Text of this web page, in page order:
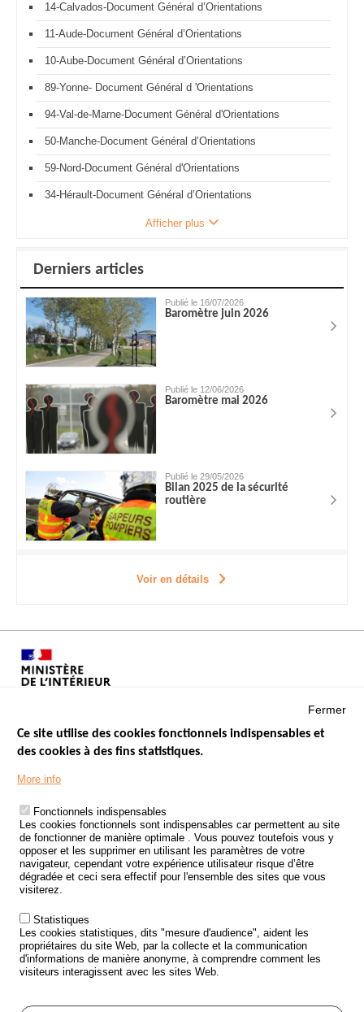
14-Calvados-Document Général d’Orientations
11-Aude-Document Général d’Orientations
10-Aube-Document Général d’Orientations
89-Yonne- Document Général d 'Orientations
94-Val-de-Marne-Document Général d'Orientations
50-Manche-Document Général d’Orientations
59-Nord-Document Général d'Orientations
34-Hérault-Document Général d’Orientations
Afficher plus
Derniers articles
Publié le 16/07/2026
Baromètre juin 2026
Publié le 12/06/2026
Baromètre mai 2026
Publié le 29/05/2026
Bilan 2025 de la sécurité
routière
Voir en détails
Menu
Footer
LES SITES PUBLICS
ÉTAT DE L’INSÉCURITÉ ROUTIÈRE
TRAITEMENT DES DONNÉES PERSONNELLES DES ACCIDENTS DE
LA ROUTE
ETUDES ET RECHERCHES
APPEL À PROJETS
POLITIQUE DE SÉCURITÉ ROUTIÈRE
Outils
AGENDA
GLOSSAIRE
Fermer
Ce site utilise des cookies fonctionnels indispensables et
des cookies à des fins statistiques.
More info
Fonctionnels indispensables
Les cookies fonctionnels sont indispensables car permettent au site
de fonctionner de manière optimale . Vous pouvez toutefois vous y
opposer et les supprimer en utilisant les paramètres de votre
navigateur, cependant votre expérience utilisateur risque d’être
dégradée et ceci sera effectif pour l'ensemble des sites que vous
visiterez.
Statistiques
Les cookies statistiques, dits "mesure d'audience", aident les
propriétaires du site Web, par la collecte et la communication
d'informations de manière anonyme, à comprendre comment les
visiteurs interagissent avec les sites Web.